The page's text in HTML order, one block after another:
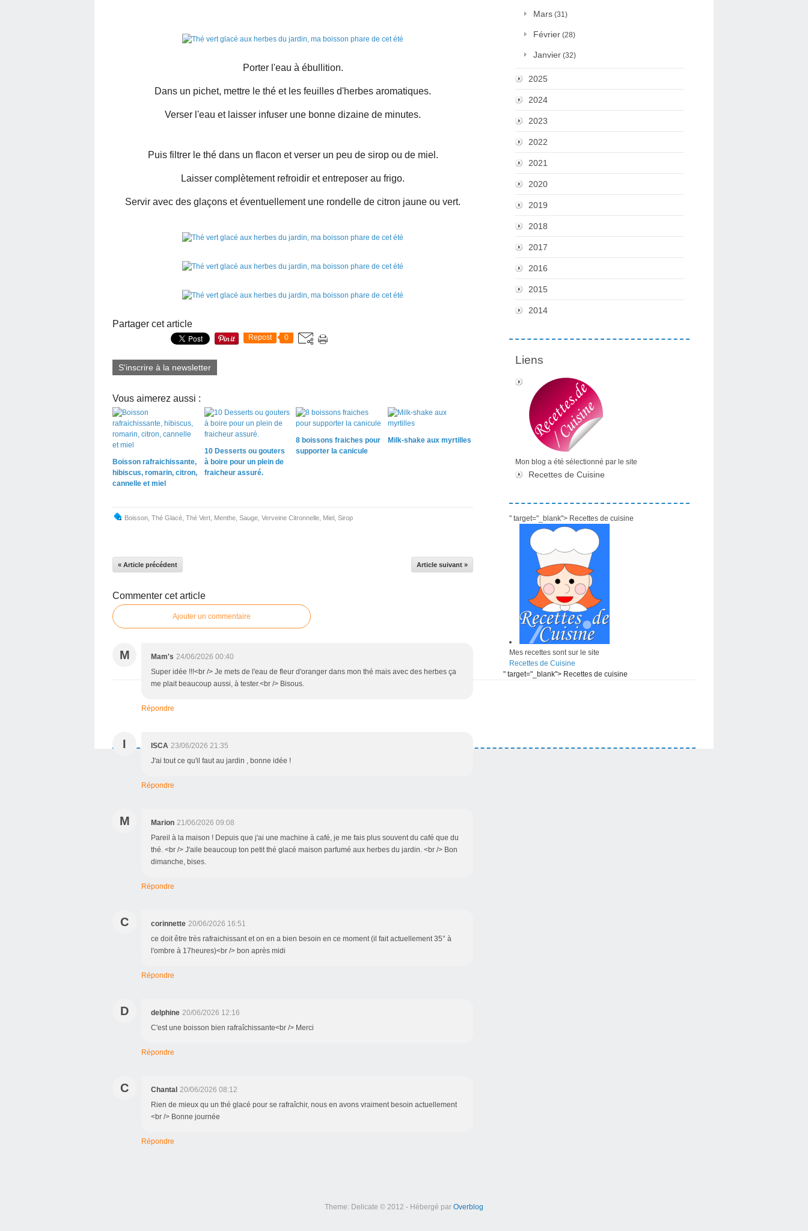
Porter l'eau à ébullition.
Dans un pichet, mettre le thé et les feuilles d'herbes aromatiques.
Verser l'eau et laisser infuser une bonne dizaine de minutes.
Puis filtrer le thé dans un flacon et verser un peu de sirop ou de miel.
Laisser complètement refroidir et entreposer au frigo.
Servir avec des glaçons et éventuellement une rondelle de citron jaune ou vert.
Partager cet article
Repost 0
S'inscrire à la newsletter
Vous aimerez aussi :
Boisson rafraichissante,
hibiscus, romarin, citron,
cannelle et miel
10 Desserts ou gouters
à boire pour un plein de
fraicheur assuré.
8 boissons fraiches pour
supporter la canicule
Milk-shake aux myrtilles
Boisson Thé Glacé Thé Vert Menthe Sauge Verveine Citronnelle Miel Sirop
« Article précédent Article suivant »
Commenter cet article
Ajouter un commentaire
M Mam's 24/06/2026 00:40
Super idée !!!<br /> Je mets de l'eau de fleur d'oranger dans mon thé mais avec des herbes ça
me plait beaucoup aussi, à tester.<br /> Bisous.
Répondre
I ISCA 23/06/2026 21:35
J'ai tout ce qu'il faut au jardin , bonne idée !
Répondre
M Marion 21/06/2026 09:08
Pareil à la maison ! Depuis que j'ai une machine à café, je me fais plus souvent du café que du
thé. <br /> J'aile beaucoup ton petit thé glacé maison parfumé aux herbes du jardin. <br /> Bon
dimanche, bises.
Répondre
C corinnette 20/06/2026 16:51
ce doit être très rafraichissant et on en a bien besoin en ce moment (il fait actuellement 35° à
l'ombre à 17heures)<br /> bon après midi
Répondre
D delphine 20/06/2026 12:16
C'est une boisson bien rafraîchissante<br /> Merci
Répondre
C Chantal 20/06/2026 08:12
Rien de mieux qu un thé glacé pour se rafraîchir, nous en avons vraiment besoin actuellement
<br /> Bonne journée
Répondre
Mars (31)
Février (28)
Janvier (32)
2025
2024
2023
2022
2021
2020
2019
2018
2017
2016
2015
2014
Liens
Mon blog a été sélectionné par le site
Recettes de Cuisine
" target="_blank"> Recettes de cuisine
Mes recettes sont sur le site
Recettes de Cuisine
" target="_blank"> Recettes de cuisine
Theme: Delicate © 2012 - Hébergé par Overblog